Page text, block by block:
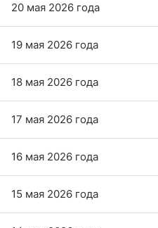
20 мая 2026 года
19 мая 2026 года
18 мая 2026 года
17 мая 2026 года
16 мая 2026 года
15 мая 2026 года